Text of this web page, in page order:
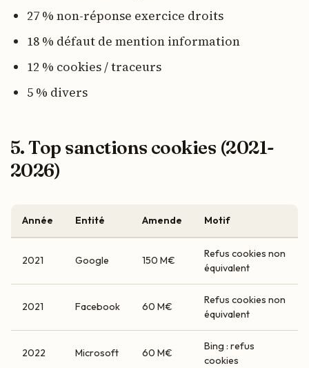
27 % non-réponse exercice droits
18 % défaut de mention information
12 % cookies / traceurs
5 % divers
5. Top sanctions cookies (2021-
2026)
Année Entité Amende Motif
2021 Google 150 M€
Refus cookies non
équivalent
2021 Facebook 60 M€
Refus cookies non
équivalent
2022 Microsoft 60 M€
Bing : refus
cookies